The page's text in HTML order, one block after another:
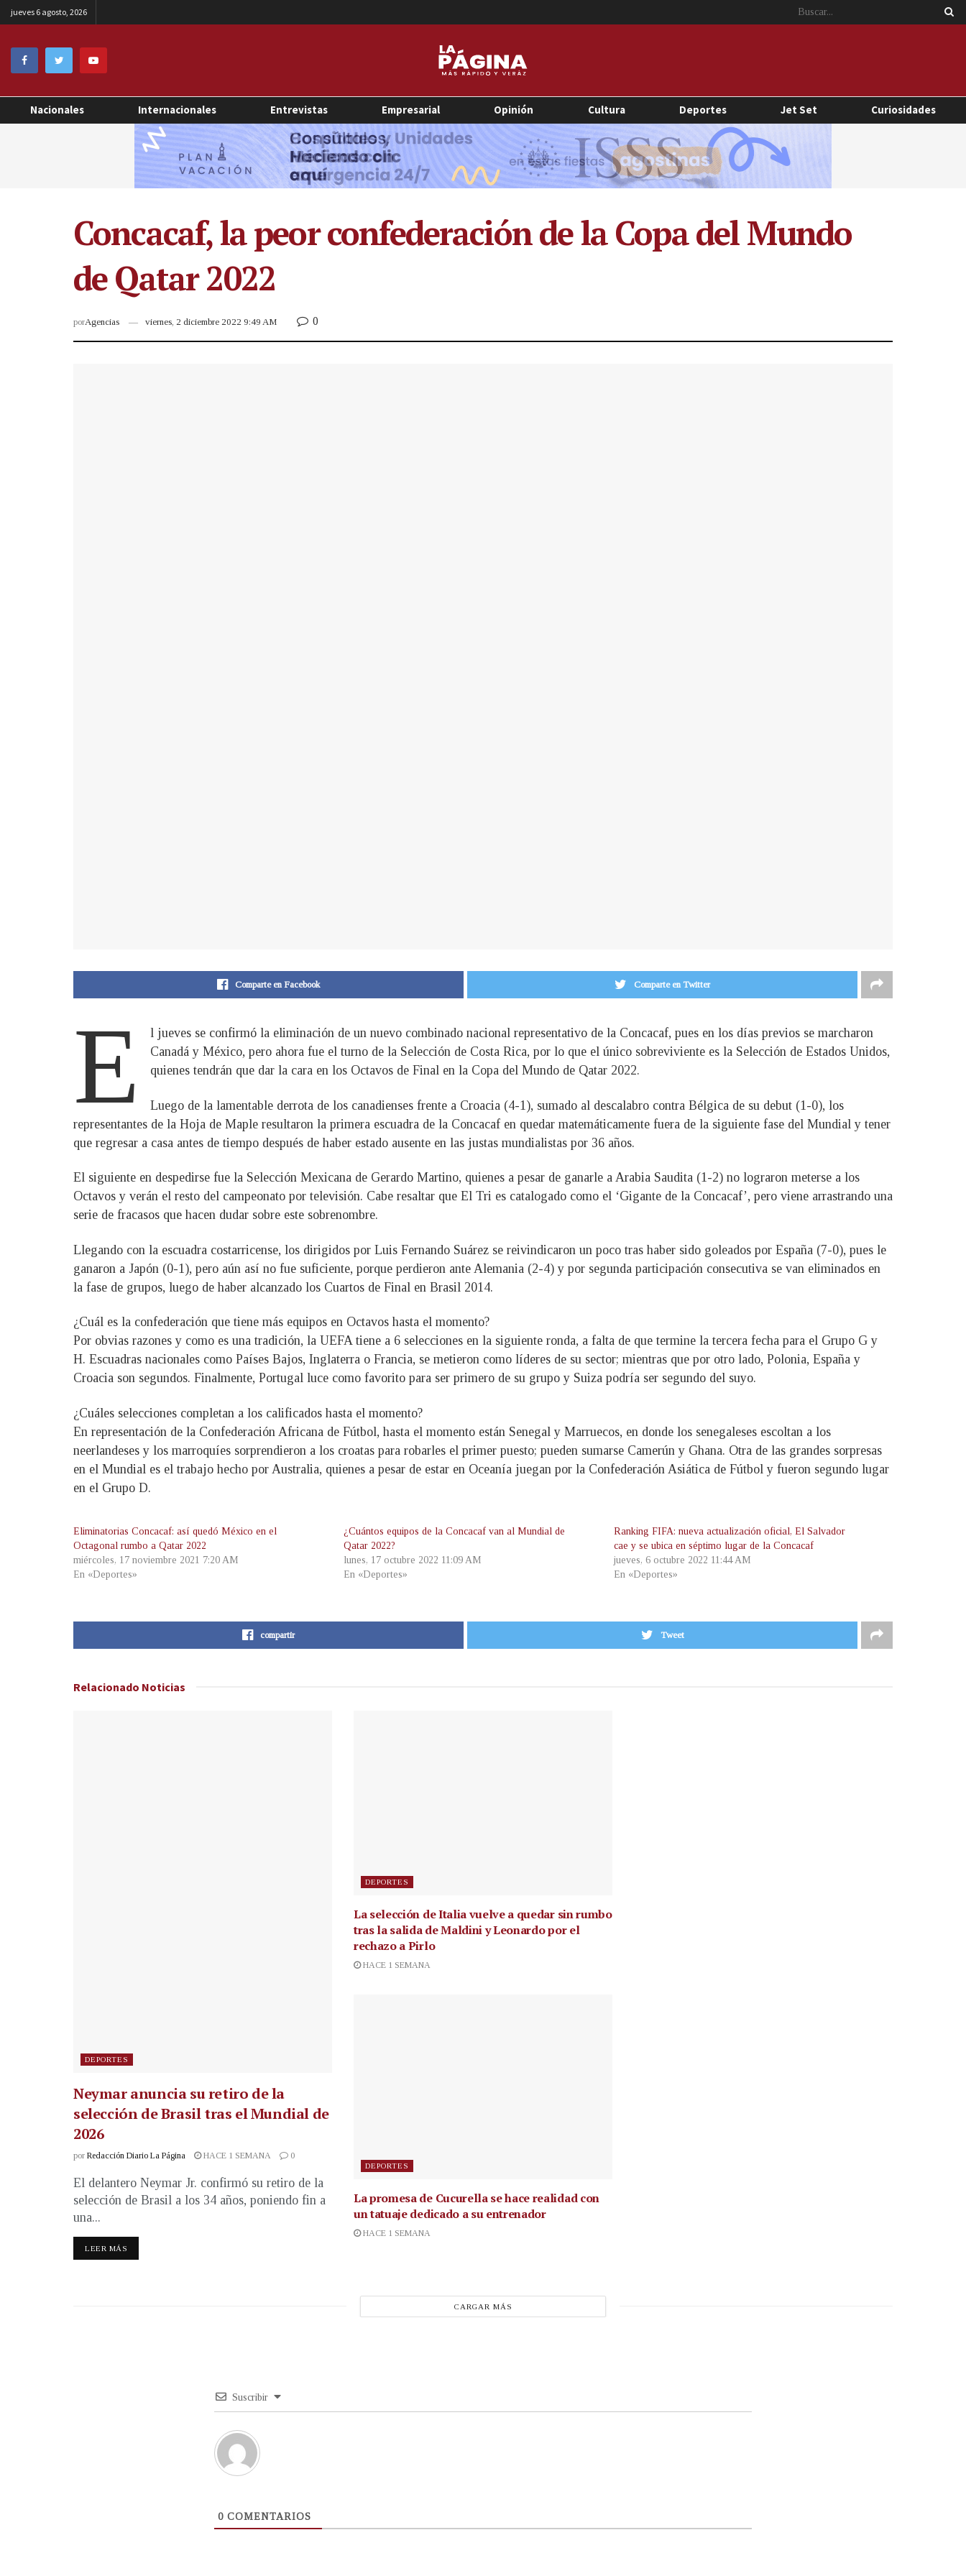
jueves 6 agosto, 2026
Nacionales Internacionales Entrevistas Empresarial Opinión Cultura Deportes Jet Set Curiosidades
Concacaf, la peor confederación de la Copa del Mundo
de Qatar 2022
porAgencias viernes, 2 diciembre 2022 9:49 AM 0
Comparte en Facebook Comparte en Twitter
E
l jueves se confirmó la eliminación de un nuevo combinado nacional representativo de la Concacaf, pues en los días previos se marcharon
Canadá y México, pero ahora fue el turno de la Selección de Costa Rica, por lo que el único sobreviviente es la Selección de Estados Unidos,
quienes tendrán que dar la cara en los Octavos de Final en la Copa del Mundo de Qatar 2022.
Luego de la lamentable derrota de los canadienses frente a Croacia (4-1), sumado al descalabro contra Bélgica de su debut (1-0), los
representantes de la Hoja de Maple resultaron la primera escuadra de la Concacaf en quedar matemáticamente fuera de la siguiente fase del Mundial y tener
que regresar a casa antes de tiempo después de haber estado ausente en las justas mundialistas por 36 años.
El siguiente en despedirse fue la Selección Mexicana de Gerardo Martino, quienes a pesar de ganarle a Arabia Saudita (1-2) no lograron meterse a los
Octavos y verán el resto del campeonato por televisión. Cabe resaltar que El Tri es catalogado como el ‘Gigante de la Concacaf’, pero viene arrastrando una
serie de fracasos que hacen dudar sobre este sobrenombre.
Llegando con la escuadra costarricense, los dirigidos por Luis Fernando Suárez se reivindicaron un poco tras haber sido goleados por España (7-0), pues le
ganaron a Japón (0-1), pero aún así no fue suficiente, porque perdieron ante Alemania (2-4) y por segunda participación consecutiva se van eliminados en
la fase de grupos, luego de haber alcanzado los Cuartos de Final en Brasil 2014.
¿Cuál es la confederación que tiene más equipos en Octavos hasta el momento?
Por obvias razones y como es una tradición, la UEFA tiene a 6 selecciones en la siguiente ronda, a falta de que termine la tercera fecha para el Grupo G y
H. Escuadras nacionales como Países Bajos, Inglaterra o Francia, se metieron como líderes de su sector; mientras que por otro lado, Polonia, España y
Croacia son segundos. Finalmente, Portugal luce como favorito para ser primero de su grupo y Suiza podría ser segundo del suyo.
¿Cuáles selecciones completan a los calificados hasta el momento?
En representación de la Confederación Africana de Fútbol, hasta el momento están Senegal y Marruecos, en donde los senegaleses escoltan a los
neerlandeses y los marroquíes sorprendieron a los croatas para robarles el primer puesto; pueden sumarse Camerún y Ghana. Otra de las grandes sorpresas
en el Mundial es el trabajo hecho por Australia, quienes a pesar de estar en Oceanía juegan por la Confederación Asiática de Fútbol y fueron segundo lugar
en el Grupo D.
Eliminatorias Concacaf: así quedó México en el
Octagonal rumbo a Qatar 2022
miércoles, 17 noviembre 2021 7:20 AM
En «Deportes»
¿Cuántos equipos de la Concacaf van al Mundial de
Qatar 2022?
lunes, 17 octubre 2022 11:09 AM
En «Deportes»
Ranking FIFA: nueva actualización oficial, El Salvador
cae y se ubica en séptimo lugar de la Concacaf
jueves, 6 octubre 2022 11:44 AM
En «Deportes»
compartir Tweet
Relacionado Noticias
DEPORTES
Neymar anuncia su retiro de la
selección de Brasil tras el Mundial de
2026
por Redacción Diario La Página HACE 1 SEMANA 0
El delantero Neymar Jr. confirmó su retiro de la
selección de Brasil a los 34 años, poniendo fin a
una...
LEER MÁS
DEPORTES
La selección de Italia vuelve a quedar sin rumbo
tras la salida de Maldini y Leonardo por el
rechazo a Pirlo
HACE 1 SEMANA
DEPORTES
La promesa de Cucurella se hace realidad con
un tatuaje dedicado a su entrenador
HACE 1 SEMANA
CARGAR MÁS
Suscribir
0 COMENTARIOS